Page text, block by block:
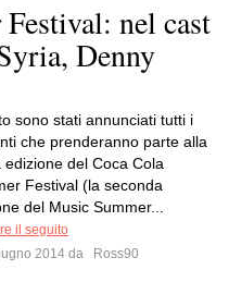
nel cast
Denny
sono stati annunciati tutti i
che prenderanno parte alla
edizione del Coca Cola
Festival (la seconda
del Music Summer...
il seguito
2014 da
Ross90